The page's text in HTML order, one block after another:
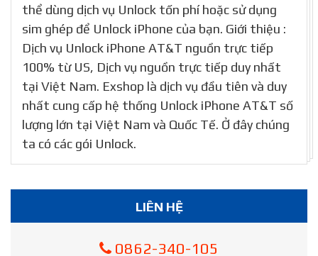
thể dùng dịch vụ Unlock tốn phí hoặc sử dụng
sim ghép để Unlock iPhone của bạn. Giới thiệu :
Dịch vụ Unlock iPhone AT&T nguồn trực tiếp
100% từ US, Dịch vụ nguồn trực tiếp duy nhất
tại Việt Nam. Exshop là dịch vụ đầu tiên và duy
nhất cung cấp hệ thống Unlock iPhone AT&T số
lượng lớn tại Việt Nam và Quốc Tế. Ở đây chúng
ta có các gói Unlock.
LIÊN HỆ
0862-340-105